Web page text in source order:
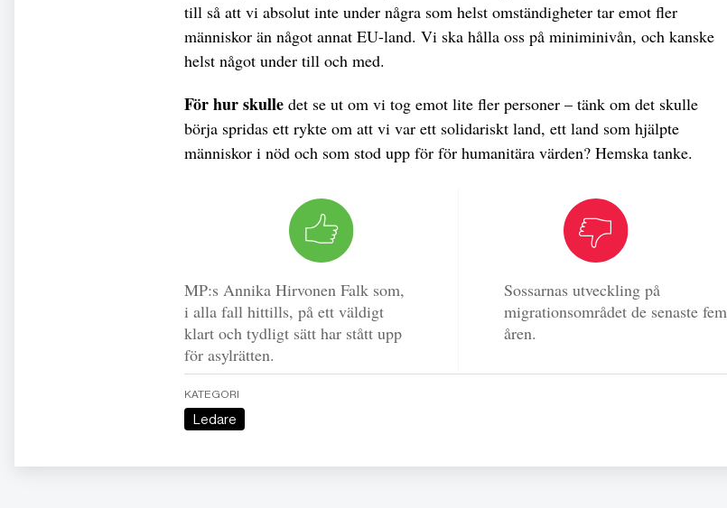
till så att vi absolut inte under några som helst omständigheter tar emot fler
människor än något annat EU-land. Vi ska hålla oss på miniminivån, och kanske
helst något under till och med.
För hur skulle det se ut om vi tog emot lite fler personer – tänk om det skulle
börja spridas ett rykte om att vi var ett solidariskt land, ett land som hjälpte
människor i nöd och som stod upp för för humanitära värden? Hemska tanke.
MP:s Annika Hirvonen Falk som,
i alla fall hittills, på ett väldigt
klart och tydligt sätt har stått upp
för asylrätten.
Sossarnas utveckling på
migrationsområdet de senaste fem
åren.
KATEGORI
Ledare